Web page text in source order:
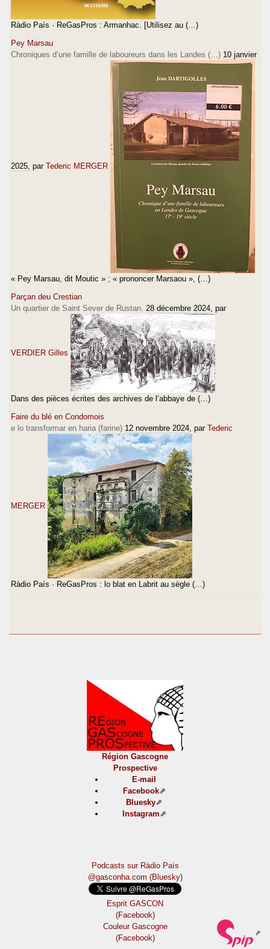
Ràdio País · ReGasPros : Armanhac. [Utilisez au (…)
Pey Marsau
Chroniques d’une famille de laboureurs dans les Landes (…) 10 janvier
2025 , par Tederic MERGER
« Pey Marsau, dit Moutic » ; « prononcer Marsaou », (…)
Parçan deu Crestian
Un quartier de Saint Sever de Rustan. 28 décembre 2024 , par
VERDIER Gilles
Dans des pièces écrites des archives de l’abbaye de (…)
Faire du blé en Condomois
e lo transformar en haria (farine) 12 novembre 2024 , par Tederic
MERGER
Ràdio País · ReGasPros : lo blat en Labrit au sègle (…)
Région Gascogne
Prospective
E-mail
Facebook
Bluesky
Instagram
Podcasts sur Ràdio País
@gasconha.com (Bluesky)
Esprit GASCON
(Facebook)
Couleur Gascogne
(Facebook)